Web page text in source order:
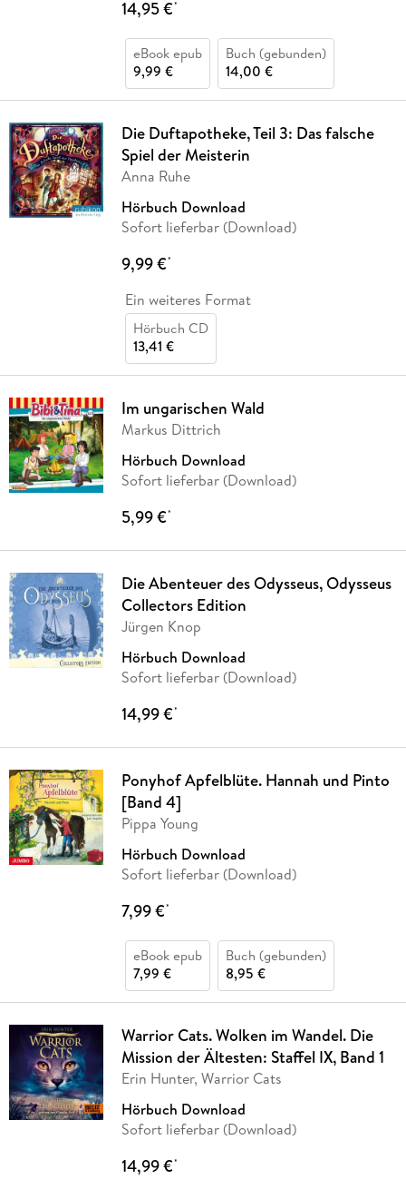
14,95 €*
eBook epub
9,99 €
Buch (gebunden)
14,00 €
Die Duftapotheke, Teil 3: Das falsche
Spiel der Meisterin
Anna Ruhe
Hörbuch Download
Sofort lieferbar (Download)
9,99 €*
Ein weiteres Format
Hörbuch CD
13,41 €
Im ungarischen Wald
Markus Dittrich
Hörbuch Download
Sofort lieferbar (Download)
5,99 €*
Die Abenteuer des Odysseus, Odysseus
Collectors Edition
Jürgen Knop
Hörbuch Download
Sofort lieferbar (Download)
14,99 €*
Ponyhof Apfelblüte. Hannah und Pinto
[Band 4]
Pippa Young
Hörbuch Download
Sofort lieferbar (Download)
7,99 €*
eBook epub
7,99 €
Buch (gebunden)
8,95 €
Warrior Cats. Wolken im Wandel. Die
Mission der Ältesten: Staffel IX, Band 1
Erin Hunter, Warrior Cats
Hörbuch Download
Sofort lieferbar (Download)
14,99 €*